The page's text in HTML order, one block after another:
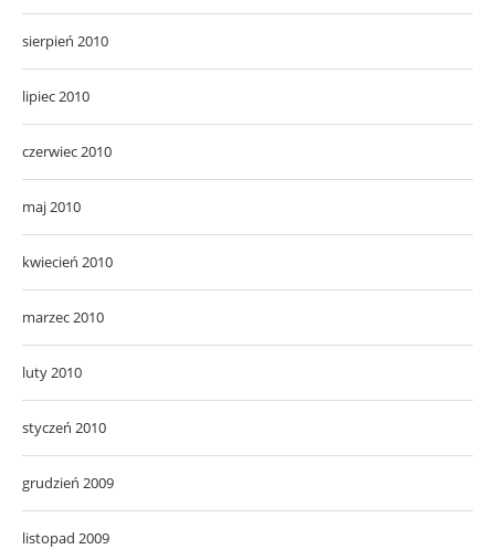
sierpień 2010
lipiec 2010
czerwiec 2010
maj 2010
kwiecień 2010
marzec 2010
luty 2010
styczeń 2010
grudzień 2009
listopad 2009